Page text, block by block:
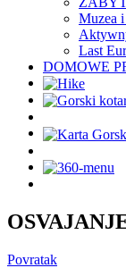
Muzea
Last
DOMOWE
Povratak